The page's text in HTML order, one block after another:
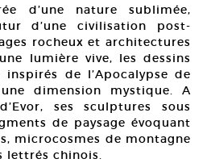
d’une nature sublimée,
d’une civilisation post-
rocheux et architectures
lumière vive, les dessins
inspirés de l’Apocalypse de
dimension mystique. A
ses sculptures sous
de paysage évoquant
microcosmes de montagne
lettrés chinois.